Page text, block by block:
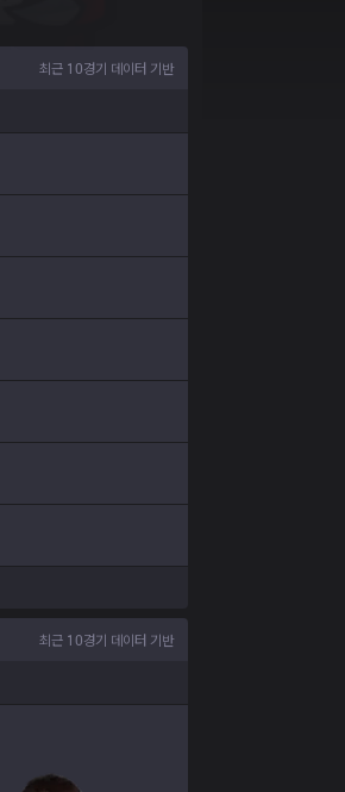
최근 10경기 데이터 기반
최근 10경기 데이터 기반